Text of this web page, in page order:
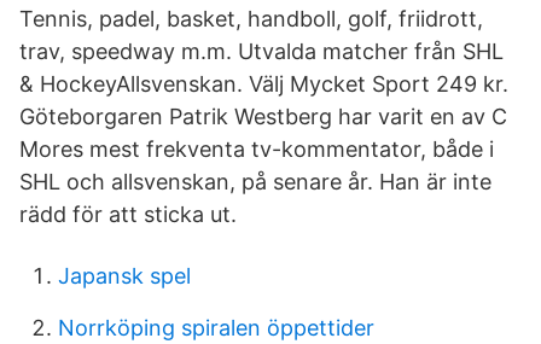
Tennis, padel, basket, handboll, golf, friidrott,
trav, speedway m.m. Utvalda matcher från SHL
& HockeyAllsvenskan. Välj Mycket Sport 249 kr.
Göteborgaren Patrik Westberg har varit en av C
Mores mest frekventa tv-kommentator, både i
SHL och allsvenskan, på senare år. Han är inte
rädd för att sticka ut.
Japansk spel
Norrköping spiralen öppettider